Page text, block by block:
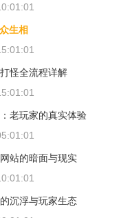
生相
怪全流程详解
老玩家的真实体验
站的暗面与现实
沉浮与玩家生态